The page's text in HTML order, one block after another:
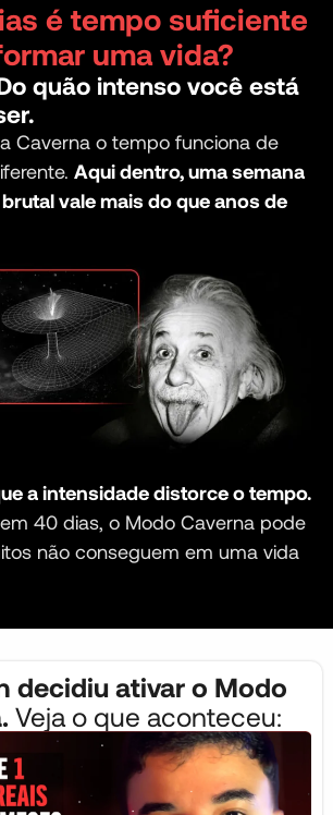
é tempo suficiente
uma vida?
quão intenso você está
Caverna o tempo funciona de
Aqui dentro, uma semana
vale mais do que anos de
a intensidade distorce o tempo.
40 dias, o Modo Caverna pode
não conseguem em uma vida
decidiu ativar o Modo
Veja o que aconteceu: